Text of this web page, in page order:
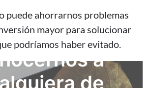
puede ahorrarnos problemas
mayor para solucionar
podríamos haber evitado.
a
venir a
a
de